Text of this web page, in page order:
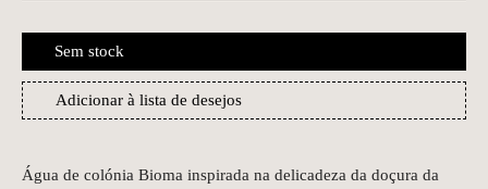
Sem stock
Adicionar à lista de desejos
Água de colónia Bioma inspirada na delicadeza da doçura da